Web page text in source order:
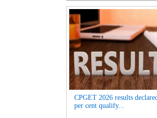
CPGET 2026 results
per cent qualify...